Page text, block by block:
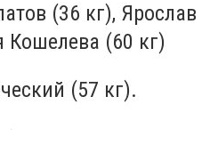
(36 кг), Ярослав
Кошелева (60 кг)
(57 кг).